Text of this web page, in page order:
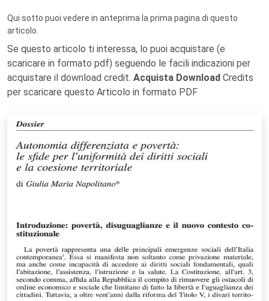
Qui sotto puoi vedere in anteprima la prima pagina di questo
articolo.
Se questo articolo ti interessa, lo puoi acquistare (e
scaricare in formato pdf) seguendo le facili indicazioni per
acquistare il download credit. Acquista Download Credits
per scaricare questo Articolo in formato PDF